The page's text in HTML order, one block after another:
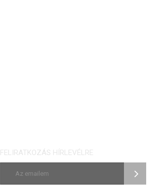
FELIRATKOZÁS HÍRLEVÉLRE